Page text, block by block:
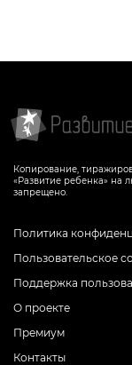
Копирование,
«Развитие ребенка»
запрещено.
Политика
Пользовательское
Поддержка
О проекте
Премиум
Контакты